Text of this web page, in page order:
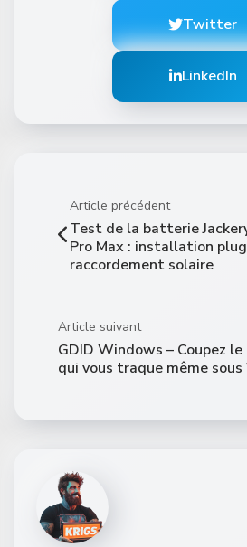
Twitter
LinkedIn
Article précédent
Test de la batterie
Pro Max : installation
raccordement solaire
Article suivant
GDID Windows – Coupez
qui vous traque même sous